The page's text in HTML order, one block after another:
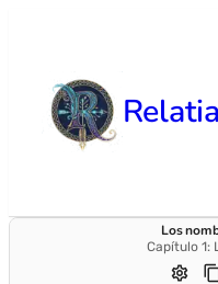
Los
Capítulo 1:
settings